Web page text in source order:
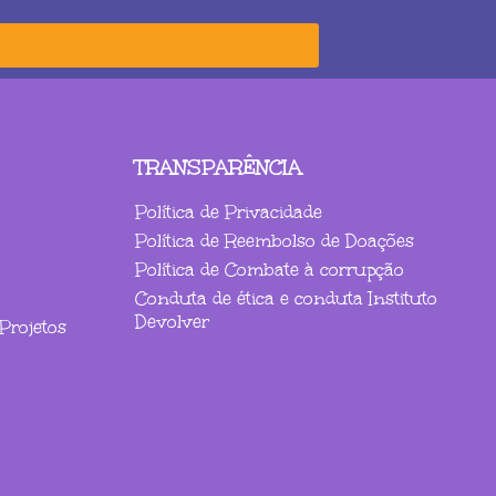
TRANSPARÊNCIA
Política de Privacidade
Política de Reembolso de Doações
Política de Combate à corrupção
Conduta de ética e conduta Instituto
Devolver